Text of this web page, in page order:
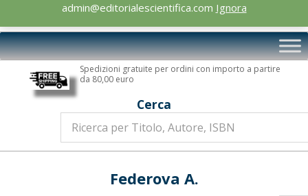
admin@editorialescientifica.com Ignora
Editoriale
Scientifica
Primary
Navigation
Spedizioni gratuite per ordini con importo a partire
da 80,00 euro
Cerca
Federova A.